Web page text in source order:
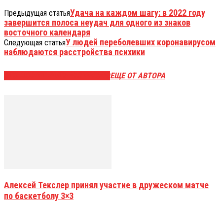
Предыдущая статьяУдача на каждом шагу: в 2022 году
завершится полоса неудач для одного из знаков
восточного календаря
Следующая статьяУ людей переболевших коронавирусом
наблюдаются расстройства психики
ЕЩЕ ОТ АВТОРА
Алексей Текслер принял участие в дружеском матче
по баскетболу 3×3